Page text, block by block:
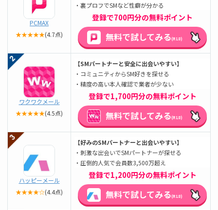
PCMAX
★★★★★(4.7点)
・裏プロフでSMなど性癖が分かる
登録で700円分の無料ポイント
無料で試してみる(R18)
ワクワクメール
★★★★★(4.5点)
【SMパートナーと安全に出会いやすい】
・コミュニティからSM好きを探せる
・精度の高い本人確認で業者が少ない
登録で1,700円分の無料ポイント
無料で試してみる(R18)
ハッピーメール
★★★★☆(4.4点)
【好みのSMパートナーと出会いやすい】
・刺激な出会いでSMパートナーが探せる
・圧倒的人気で会員数3,500万超え
登録で1,200円分の無料ポイント
無料で試してみる(R18)